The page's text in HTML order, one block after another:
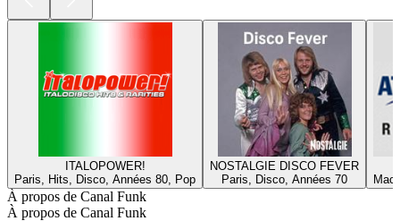
ITALOPOWER!
Paris, Hits, Disco, Années 80, Pop
NOSTALGIE DISCO FEVER
Paris, Disco, Années 70
À propos de Canal Funk
À propos de Canal Funk